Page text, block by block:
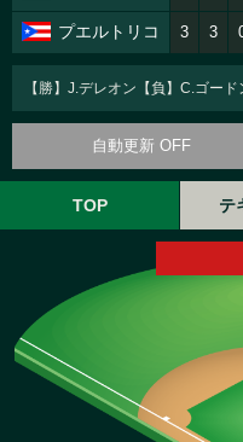
プエルトリコ 3 3
【勝】J.デレオン【負】C.ゴード
自動更新 OFF
TOP テ